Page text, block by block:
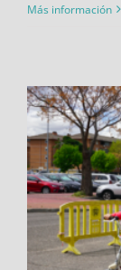
Más información